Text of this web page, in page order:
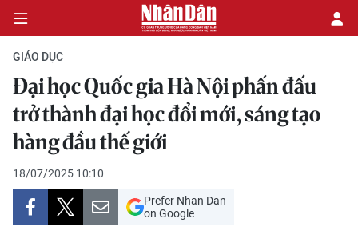
CHÍNH TRỊ
KINH TẾ
VĂN HÓA
XÃ HỘI
GIÁO DỤC
Đại học Quốc gia Hà Nội phấn đấu
trở thành đại học đổi mới, sáng tạo
hàng đầu thế giới
18/07/2025 10:10
Prefer Nhan Dan
on Google